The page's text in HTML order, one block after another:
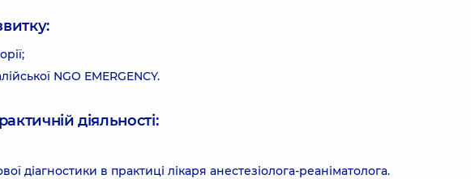
NGO EMERGENCY.
діяльності:
діагностики в практиці лікаря анестезіолога-реаніматолога.